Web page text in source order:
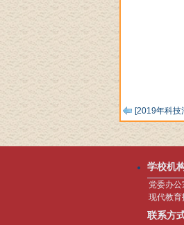
[2019年科技
学校机
党委办公
现代教育
联系方